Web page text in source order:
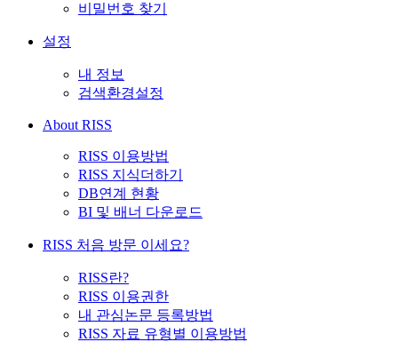
비밀번호 찾기
설정
내 정보
검색환경설정
About RISS
RISS 이용방법
RISS 지식더하기
DB연계 현황
BI 및 배너 다운로드
RISS 처음 방문 이세요?
RISS란?
RISS 이용권한
내 관심논문 등록방법
RISS 자료 유형별 이용방법